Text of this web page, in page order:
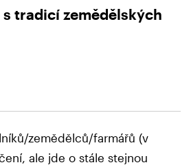
s tradicí zemědělských
zemědělců/farmářů (v
ale jde o stále stejnou